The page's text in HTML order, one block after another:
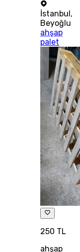
İstanbul,
Beyoğlu
ahşap
palet
250 TL
ahşap